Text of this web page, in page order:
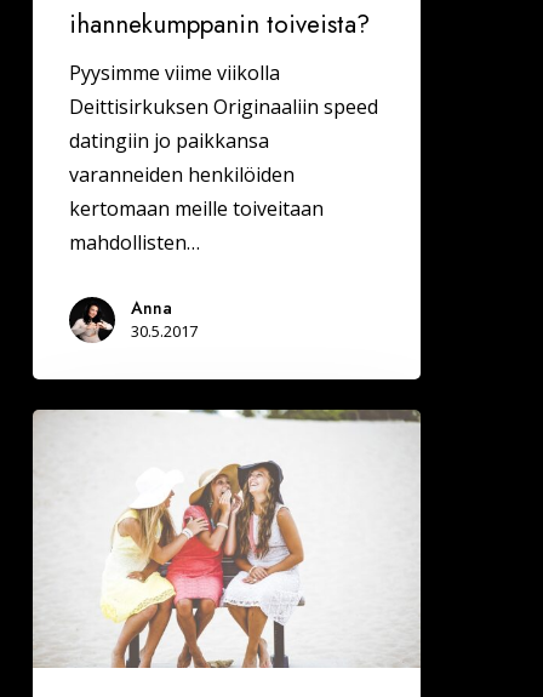
ihannekumppanin toiveista?
Pyysimme viime viikolla
Deittisirkuksen Originaaliin speed
datingiin jo paikkansa
varanneiden henkilöiden
kertomaan meille toiveitaan
mahdollisten…
Anna
30.5.2017